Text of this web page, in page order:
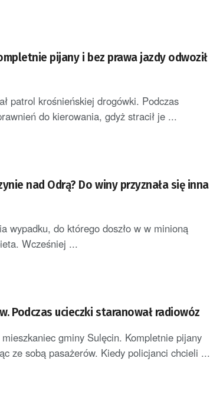
pijany i bez prawa jazdy odwoził
patrol krośnieńskiej drogówki. Podczas
do kierowania, gdyż stracił je ...
nad Odrą? Do winy przyznała się inna
wypadku, do którego doszło w w minioną
Wcześniej ...
Podczas ucieczki staranował radiowóz
gminy Sulęcin. Kompletnie pijany
ze sobą pasażerów. Kiedy policjanci chcieli ...